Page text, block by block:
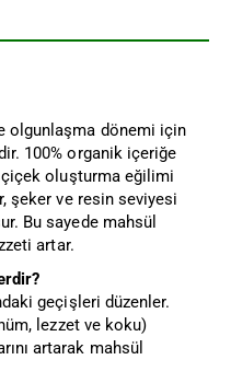
olgunlaşma dönemi için
100% organik içeriğe
oluşturma eğilimi
şeker ve resin seviyesi
Bu sayede mahsül
artar.
geçişleri düzenler.
lezzet ve koku)
artarak mahsül